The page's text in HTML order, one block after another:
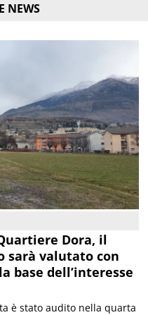
NEWS
Dora, il
sarà valutato con
base dell’interesse
è stato audito nella quarta